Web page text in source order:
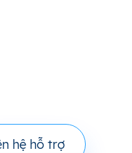
hệ hỗ trợ